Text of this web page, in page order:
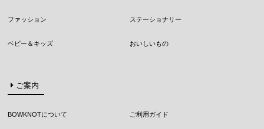
ファッション ステーショナリー
ベビー＆キッズ おいしいもの
ご案内
BOWKNOTについて ご利用ガイド